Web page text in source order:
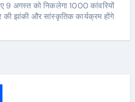
9 अगस्त को निकलेगा 1000 कांवरियों
की झांकी और सांस्कृतिक कार्यक्रम होंगे